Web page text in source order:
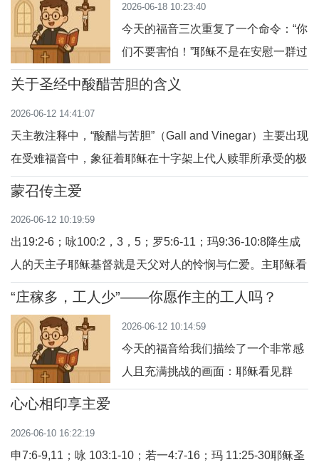
的邀请——邀请
择，信靠天主，瞩目永生。1、害怕与不害怕“你们不要害怕
他们，因为没有遮掩的事，将来不被揭露的…
2026-06-18 10:23:40
今天的福音三次重复了一个命令：“你
们不要害怕！”耶稣不是在安慰一群过
着平静日子的门徒，而是预备他们面
正如我们今天身处世界中，面对越来
越多信仰上的压力、误解甚至排斥，
关于圣经中酸醋苦胆的含义
2026-06-12 14:41:07
天主教注释中，“酸醋与苦胆”（Gall and Vinegar）主要出现
在受难福音中，象征着耶稣在十字架上代人赎罪所承受的极
致痛苦、人性的孤独以及对旧约先知预言的应验。具体的天
《旧约·圣咏集》第69篇第22节中记载：“他们拿苦胆给我当
食物，我渴了，他们竟给我酸醋喝。”
蒙召传主爱
2026-06-12 10:19:59
出19:2-6；咏100:2，3，5；罗5:6-11；玛9:36-10:8降生成
人的天主子耶稣基督就是天父对人的怜悯与仁爱。主耶稣看
到流离困苦的人们，不仅积极帮助，更召叫门徒们以祂的名
想今天的读经和福音，（1）无牧之羊需照顾，（2）蒙主召
叫传福音，（3）宣讲天国行爱人。1，无牧之
“庄稼多，工人少”——你愿作主的工人吗？
2026-06-12 10:14:59
今天的福音给我们描绘了一个非常感
人且充满挑战的画面：耶稣看见群
体流露。祂不只是“看见”，更是“动了
心心相印享主爱
2026-06-10 16:22:19
申7:6-9,11；咏 103:1-10；若一4:7-16；玛 11:25-30耶稣圣